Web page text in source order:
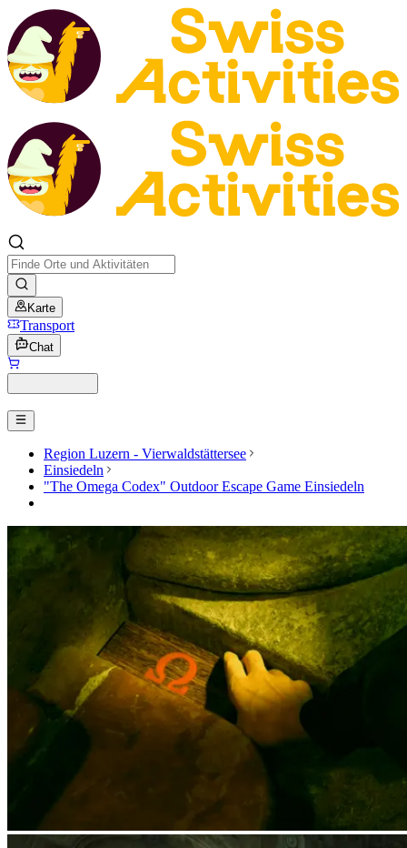
Karte
Transport
Chat
Region Luzern - Vierwaldstättersee
Einsiedeln
"The Omega Codex" Outdoor Escape Game Einsiedeln